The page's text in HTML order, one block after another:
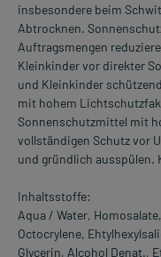
insbesondere beim
Abtrocknen.
Auftragsmengen
Kleinkinder vor direkter
und Kleinkinder
mit hohem
Sonnenschutzmittel mit
vollständigen Schutz vor
und gründlich ausspülen.
Inhaltsstoffe:
Aqua / Water,
Octocrylene,
Glycerin, Alcohol Denat.,